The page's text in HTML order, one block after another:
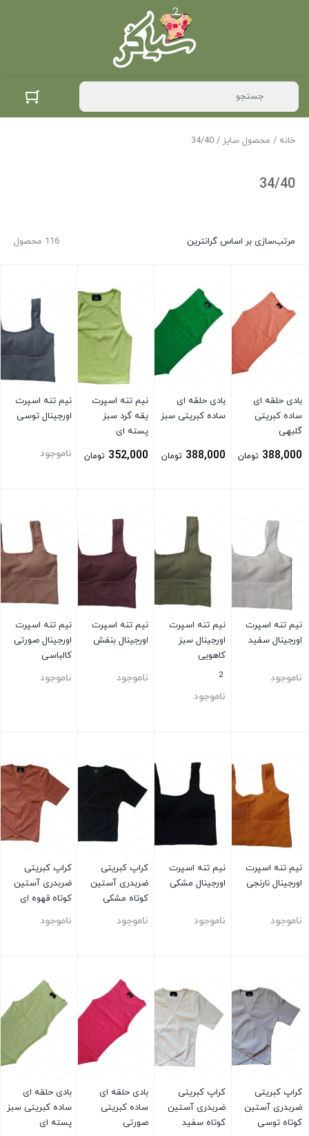
خانه / محصول سایز / 34/40
34/40
116 محصول مرتب‌سازی بر اساس گرانترین
بادی حلقه ای
ساده کبریتی
گلبهی
388,000 تومان
بادی حلقه ای
ساده کبریتی سبز
388,000 تومان
نیم تنه اسپرت
یقه گرد سبز
پسته ای
352,000 تومان
نیم تنه اسپرت
اورجینال توسی
ناموجود
نیم تنه اسپرت
اورجینال سفید
ناموجود
نیم تنه اسپرت
اورجینال سبز
کاهویی
2
ناموجود
نیم تنه اسپرت
اورجینال بنفش
ناموجود
نیم تنه اسپرت
اورجینال صورتی
کالباسی
ناموجود
نیم تنه اسپرت
اورجینال نارنجی
ناموجود
نیم تنه اسپرت
اورجینال مشکی
ناموجود
کراپ کبریتی
ضربدری آستین
کوتاه مشکی
ناموجود
کراپ کبریتی
ضربدری آستین
کوتاه قهوه ای
ناموجود
کراپ کبریتی
ضربدری آستین
کوتاه توسی
کراپ کبریتی
ضربدری آستین
کوتاه سفید
بادی حلقه ای
ساده کبریتی
صورتی
بادی حلقه ای
ساده کبریتی سبز
پسته ای